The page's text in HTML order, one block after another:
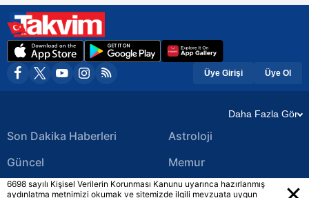
Üye Girişi Üye Ol
Daha Fazla Gör
Son Dakika Haberleri
Güncel
Ekonomi Haberleri
Astroloji
Memur
Yerel Haberler
6698 sayılı Kişisel Verilerin Korunması Kanunu uyarınca hazırlanmış
aydınlatma metnimizi okumak ve sitemizde ilgili mevzuata uygun